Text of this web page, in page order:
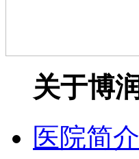
关于博润
医院简介